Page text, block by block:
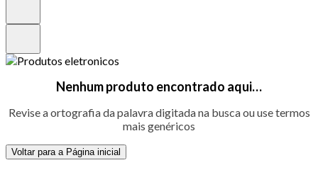
Nenhum produto encontrado aqui…
Revise a ortografia da palavra digitada na busca ou use termos
mais genéricos
Voltar para a Página inicial